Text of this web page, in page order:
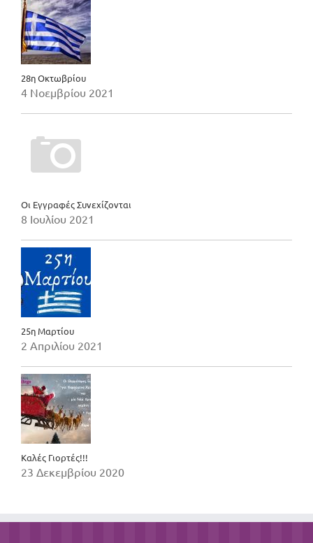
28η Οκτωβρίου
4 Νοεμβρίου 2021
Οι Εγγραφές Συνεχίζονται
8 Ιουλίου 2021
25η Μαρτίου
2 Απριλίου 2021
Καλές Γιορτές!!!
23 Δεκεμβρίου 2020